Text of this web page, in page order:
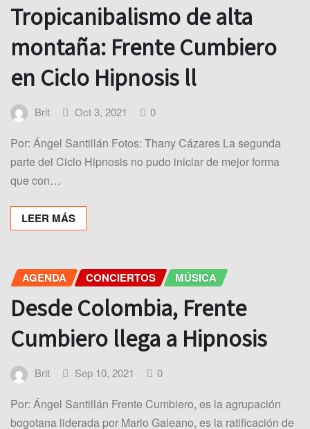
Tropicanibalismo de alta
montaña: Frente Cumbiero
en Ciclo Hipnosis ll
Brit Oct 3, 2021 0
Por: Ángel Santillán Fotos: Thany Cázares La segunda
parte del Ciclo Hipnosis no pudo iniciar de mejor forma
que con…
LEER MÁS
AGENDA CONCIERTOS MÚSICA
Desde Colombia, Frente
Cumbiero llega a Hipnosis
Brit Sep 10, 2021 0
Por: Ángel Santillán Frente Cumbiero, es la agrupación
bogotana liderada por Mario Galeano, es la ratificación de